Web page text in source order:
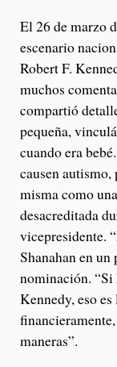
El 26 de marzo
escenario
Robert F.
muchos
compartió
pequeña,
cuando era
causen autismo,
misma como
desacreditada
vicepresidente.
Shanahan en un
nominación. “Si
Kennedy, eso
maneras”.